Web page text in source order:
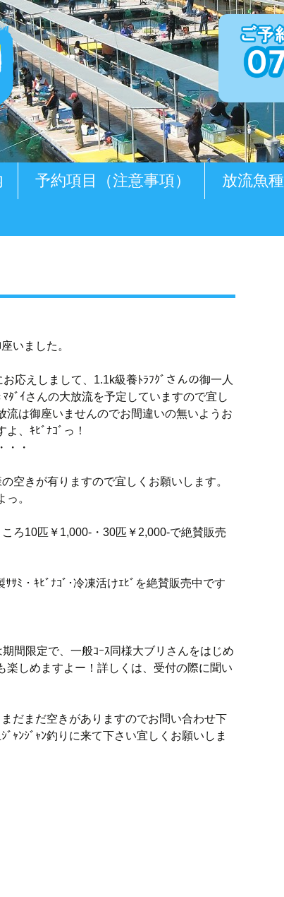
予約項目（注意事項） 放流魚種
いました。
応えしまして、1.1k級養ﾄﾗﾌｸﾞさんの御一人
ﾀﾞｲさんの大放流を予定していますので宜し
流は御座いませんのでお間違いの無いようお
、ｷﾋﾞﾅｺﾞっ！
・・
空きが有りますので宜しくお願いします。
。
ろ10匹￥1,000-・30匹￥2,000-で絶賛販売
ｻﾐ・ｷﾋﾞﾅｺﾞ･冷凍活けｴﾋﾞを絶賛販売中です
間限定で、一般ｺｰｽ同様大ブリさんをはじめ
楽しめますよー！詳しくは、受付の際に聞い
だまだ空きがありますのでお問い合わせ下
ｬﾝｼﾞｬﾝ釣りに来て下さい宜しくお願いしま